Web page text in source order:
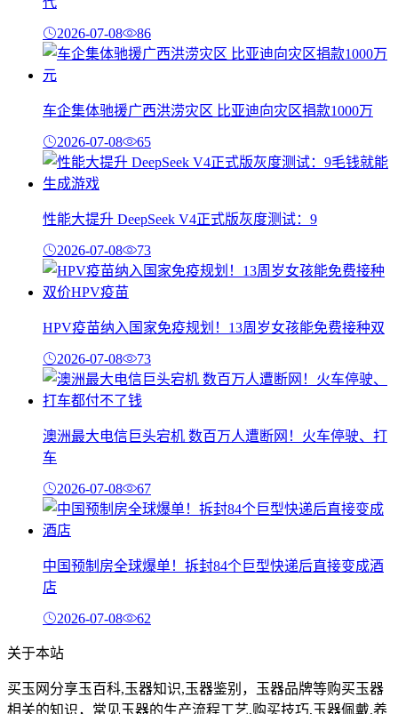
2026-07-08 86
车企集体驰援广西洪涝灾区 比亚迪向灾区捐款1000万
2026-07-08 65
性能大提升 DeepSeek V4正式版灰度测试：9
2026-07-08 73
HPV疫苗纳入国家免疫规划！13周岁女孩能免费接种双
2026-07-08 73
澳洲最大电信巨头宕机 数百万人遭断网！火车停驶、打
车
2026-07-08 67
中国预制房全球爆单！拆封84个巨型快递后直接变成酒
店
2026-07-08 62
关于本站
买玉网分享玉百科,玉器知识,玉器鉴别，玉器品牌等购买玉器
相关的知识，常见玉器的生产流程工艺,购买技巧,玉器佩戴,养